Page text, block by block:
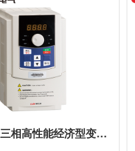
强制风冷
海拔高度≤1000米，超过高度
需降额使用，室内无腐蚀性气
体、液体等
XLP510-G三相高性能经济型变频器(老款)